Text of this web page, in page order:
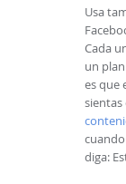
Usa
Cada
un
es que
sientas
diga: